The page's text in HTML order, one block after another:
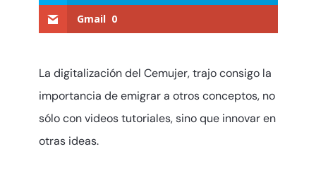
Gmail 0
La digitalización del Cemujer, trajo consigo la
importancia de emigrar a otros conceptos, no
sólo con videos tutoriales, sino que innovar en
otras ideas.